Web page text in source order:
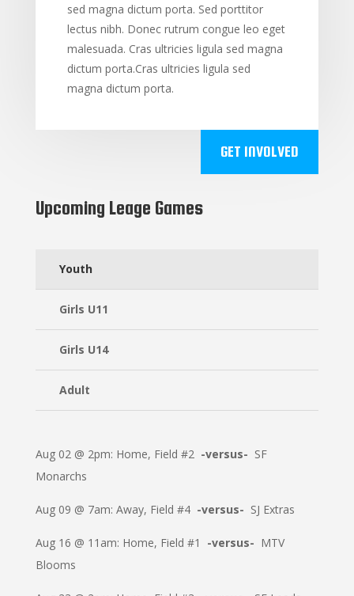
sed magna dictum porta. Sed porttitor
lectus nibh. Donec rutrum congue leo eget
malesuada. Cras ultricies ligula sed magna
dictum porta.Cras ultricies ligula sed
magna dictum porta.
GET INVOLVED
Upcoming Leage Games
Youth
Girls U11
Girls U14
Adult
Aug 02 @ 2pm: Home, Field #2 -versus- SF
Monarchs
Aug 09 @ 7am: Away, Field #4 -versus- SJ Extras
Aug 16 @ 11am: Home, Field #1 -versus- MTV
Blooms